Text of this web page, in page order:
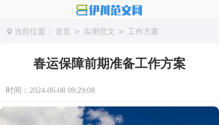
当前位置： 首页 > 实用范文 > 工作方案
春运保障前期准备工作方案
时间：2024-06-08 09:29:08